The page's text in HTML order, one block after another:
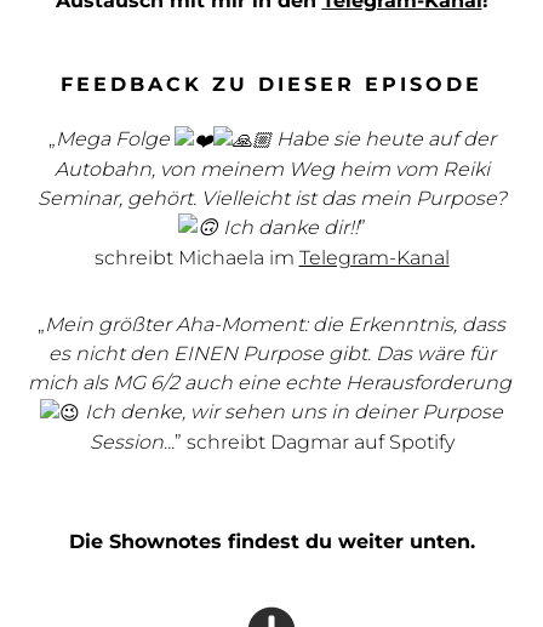
FEEDBACK ZU DIESER EPISODE
„Mega Folge
Habe sie heute auf der
Autobahn, von meinem Weg heim vom Reiki
Seminar, gehört. Vielleicht ist das mein Purpose?
Ich danke dir!!”
schreibt Michaela im Telegram-Kanal
„Mein größter Aha-Moment: die Erkenntnis, dass
es nicht den EINEN Purpose gibt. Das wäre für
mich als MG 6/2 auch eine echte Herausforderung
Ich denke, wir sehen uns in deiner Purpose
Session...” schreibt Dagmar auf Spotify
Die Shownotes findest du weiter unten.